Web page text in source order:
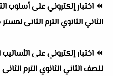
⏪ اختبار إلكتروني على
الثاني الثانوي الترم الثانى
⏪ اختبار إلكتروني على الأساليب
للصف الثاني الثانوي الترم